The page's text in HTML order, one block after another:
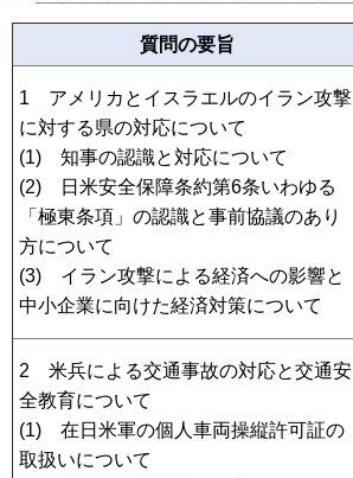
質問の要旨
1 アメリカとイスラエルのイラン攻撃
に対する県の対応について
(1) 知事の認識と対応について
(2) 日米安全保障条約第6条いわゆる
「極東条項」の認識と事前協議のあり
方について
(3) イラン攻撃による経済への影響と
中小企業に向けた経済対策について
2 米兵による交通事故の対応と交通安
全教育について
(1) 在日米軍の個人車両操縦許可証の
取扱いについて